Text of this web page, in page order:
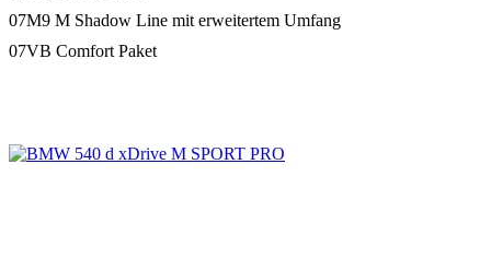
07M9 M Shadow Line mit erweitertem Umfang
07VB Comfort Paket